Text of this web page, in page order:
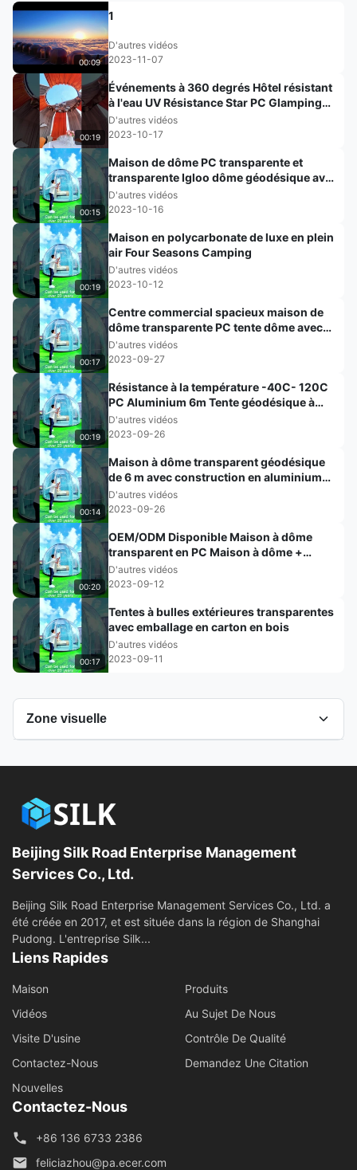
00:09
1
D'autres vidéos
2023-11-07
00:19
Événements à 360 degrés Hôtel résistant
à l'eau UV Résistance Star PC Glamping
Igloo Domes géodésiques Maison
D'autres vidéos
2023-10-17
00:15
Maison de dôme PC transparente et
transparente Igloo dôme géodésique avec
cadre en aluminium
D'autres vidéos
2023-10-16
00:19
Maison en polycarbonate de luxe en plein
air Four Seasons Camping
D'autres vidéos
2023-10-12
00:17
Centre commercial spacieux maison de
dôme transparente PC tente dôme avec
cadre en aluminium
D'autres vidéos
2023-09-27
00:19
Résistance à la température -40C- 120C
PC Aluminium 6m Tente géodésique à
dôme clair
D'autres vidéos
2023-09-26
00:14
Maison à dôme transparent géodésique
de 6 m avec construction en aluminium
PC
D'autres vidéos
2023-09-26
00:20
OEM/ODM Disponible Maison à dôme
transparent en PC Maison à dôme +
aluminium
D'autres vidéos
2023-09-12
00:17
Tentes à bulles extérieures transparentes
avec emballage en carton en bois
D'autres vidéos
2023-09-11
Zone visuelle
Beijing Silk Road Enterprise Management
Services Co., Ltd.
Beijing Silk Road Enterprise Management Services Co., Ltd. a
été créée en 2017, et est située dans la région de Shanghai
Pudong. L'entreprise Silk...
Liens Rapides
Maison
Produits
Vidéos
Au Sujet De Nous
Visite D'usine
Contrôle De Qualité
Contactez-Nous
Demandez Une Citation
Nouvelles
Contactez-Nous
+86 136 6733 2386
feliciazhou@pa.ecer.com